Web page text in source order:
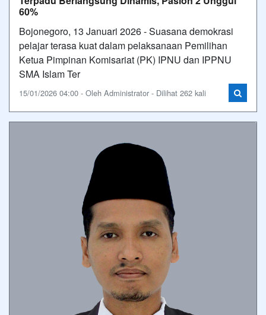
60%
Bojonegoro, 13 Januari 2026 - Suasana demokrasi
pelajar terasa kuat dalam pelaksanaan Pemilihan
Ketua Pimpinan Komisariat (PK) IPNU dan IPPNU
SMA Islam Ter
15/01/2026 04:00 - Oleh Administrator - Dilihat 262 kali